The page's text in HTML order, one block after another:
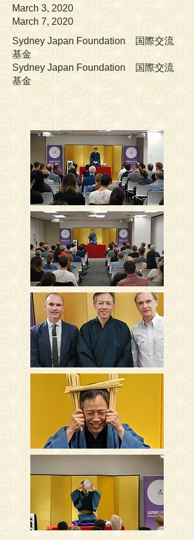
March 3, 2020
March 7, 2020
Sydney Japan Foundation 国際交流
基金
Sydney Japan Foundation 国際交流
基金